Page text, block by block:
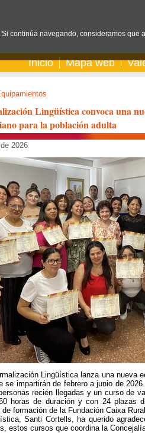
Inicio Mapa web
Lingüística convoca una
para la población adulta
2026
Lingüística lanza una nueva
se impartirán de febrero a junio de
recién llegadas y un curso de
horas de duración y con 24 plazas
formación de la Fundación Caixa
Santi Cortells, ha querido
estos cursos que coordina la
continúa navegando, consideramos que